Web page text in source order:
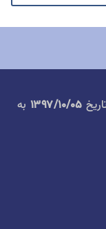
۱۳۹۷/۱۰/۰۵ به